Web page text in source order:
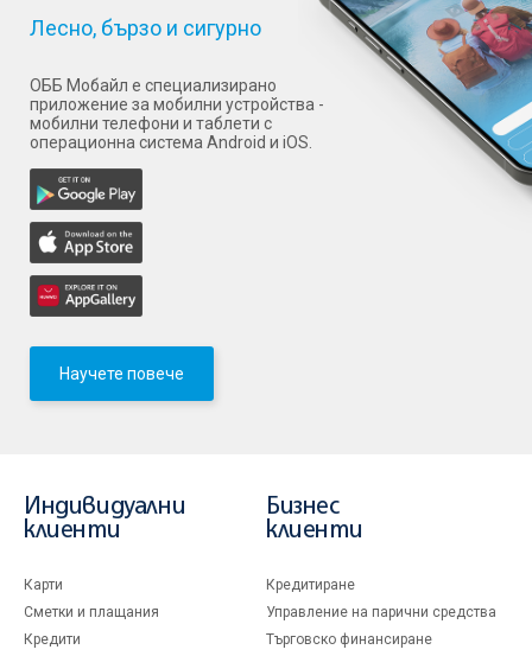
Лесно, бързо и сигурно
ОББ Мобайл е специализирано
приложение за мобилни устройства -
мобилни телефони и таблети с
операционна система Android и iOS.
Научете повече
Индивидуални
клиенти
Карти
Сметки и плащания
Кредити
Бизнес
клиенти
Кредитиране
Управление на парични средства
Търговско финансиране